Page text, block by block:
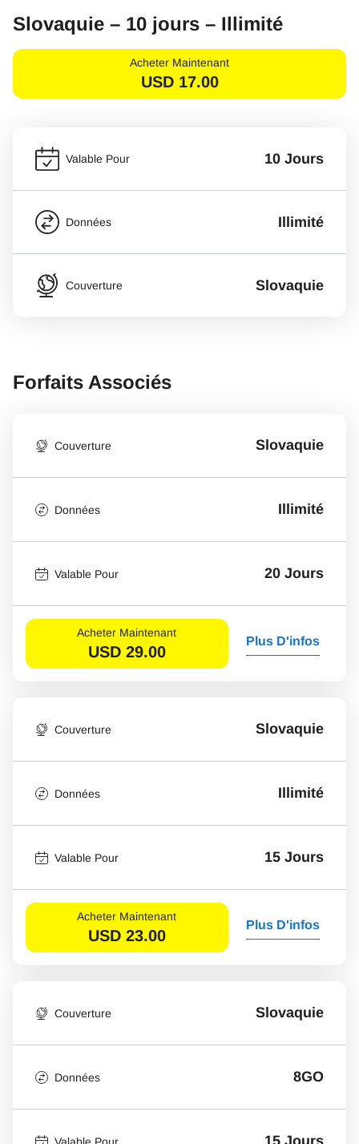
Slovaquie – 10 jours – Illimité
Acheter Maintenant
USD 17.00
Valable Pour 10 Jours
Données Illimité
Couverture Slovaquie
Forfaits Associés
Couverture Slovaquie
Données Illimité
Valable Pour 20 Jours
Acheter Maintenant
USD 29.00
Plus D'infos
Couverture Slovaquie
Données Illimité
Valable Pour 15 Jours
Acheter Maintenant
USD 23.00
Plus D'infos
Couverture Slovaquie
Données 8GO